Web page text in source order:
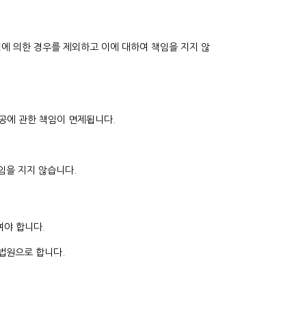
의한 경우를 제외하고 이에 대하여 책임을 지지 않
에 관한 책임이 면제됩니다.
을 지지 않습니다.
합니다.
원으로 합니다.